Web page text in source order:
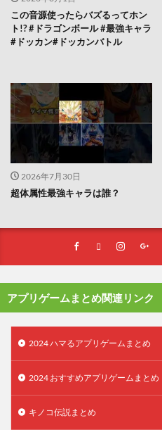
この音源使ったらバズるってホン
ト!? #ドラゴンボール #最強キャラ
#ドッカン#ドッカンバトル
2026年7月30日
超体属性最強キャラは誰？
アプリゲームまとめ関連リンク
2024 ハマるアプリゲームまとめ
2024 おすすめアプリゲームまとめ
キノコ伝説まとめ